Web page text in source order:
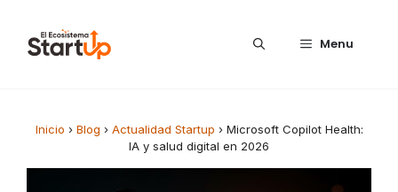
Menu
Inicio › Blog › Actualidad Startup › Microsoft Copilot Health:
IA y salud digital en 2026